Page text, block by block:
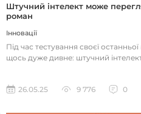
Штучний інтелект може
роман
Інновації
Під час тестування своєї
щось дуже дивне: штучний
26.05.25 9 776 0